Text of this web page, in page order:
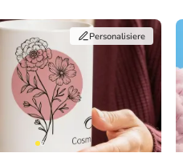
Personalisiere